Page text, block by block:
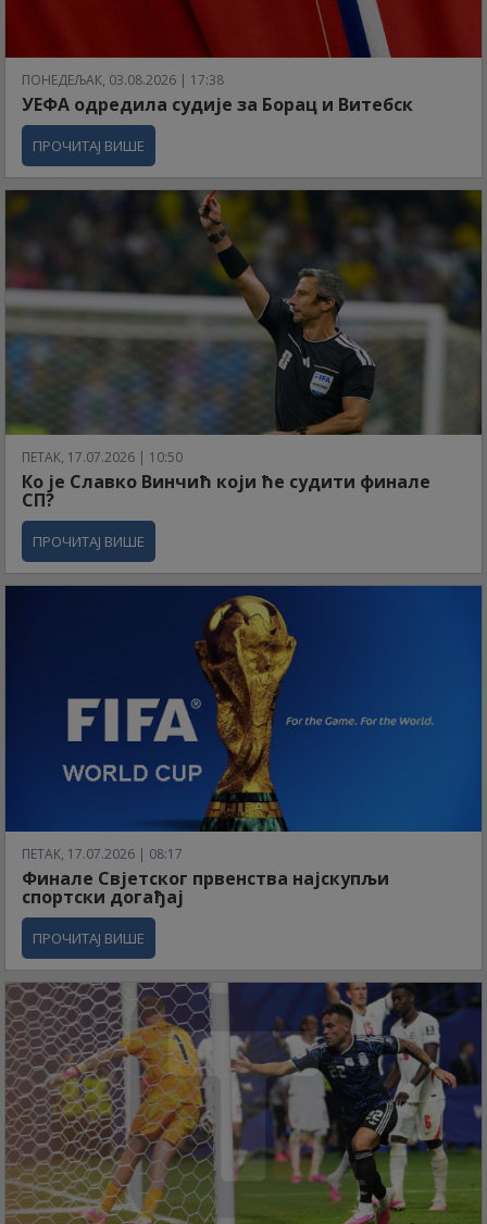
ПОНЕДЕЉАК, 03.08.2026 | 17:38
УЕФА одредила судије за Борац и Витебск
ПРОЧИТАЈ ВИШЕ
ПЕТАК, 17.07.2026 | 10:50
Ко је Славко Винчић који ће судити финале
СП?
ПРОЧИТАЈ ВИШЕ
ПЕТАК, 17.07.2026 | 08:17
Финале Свјетског првенства најскупљи
спортски догађај
ПРОЧИТАЈ ВИШЕ